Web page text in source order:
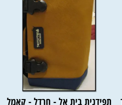
תפידנית בית אל - חרדל - קאמל